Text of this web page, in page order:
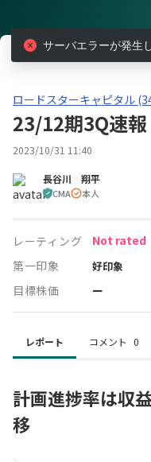
レポート
ロードスターキャピタル
ロードスターキャピタル
23/12期3Q速報
2023/10/31 11:40
長谷川 翔平
CMA 本人
レーティング Not rated
第一印象 好印象
目標株価 ー
レポート コメント 0
計画進捗率は収
移
サーバエラーが発生